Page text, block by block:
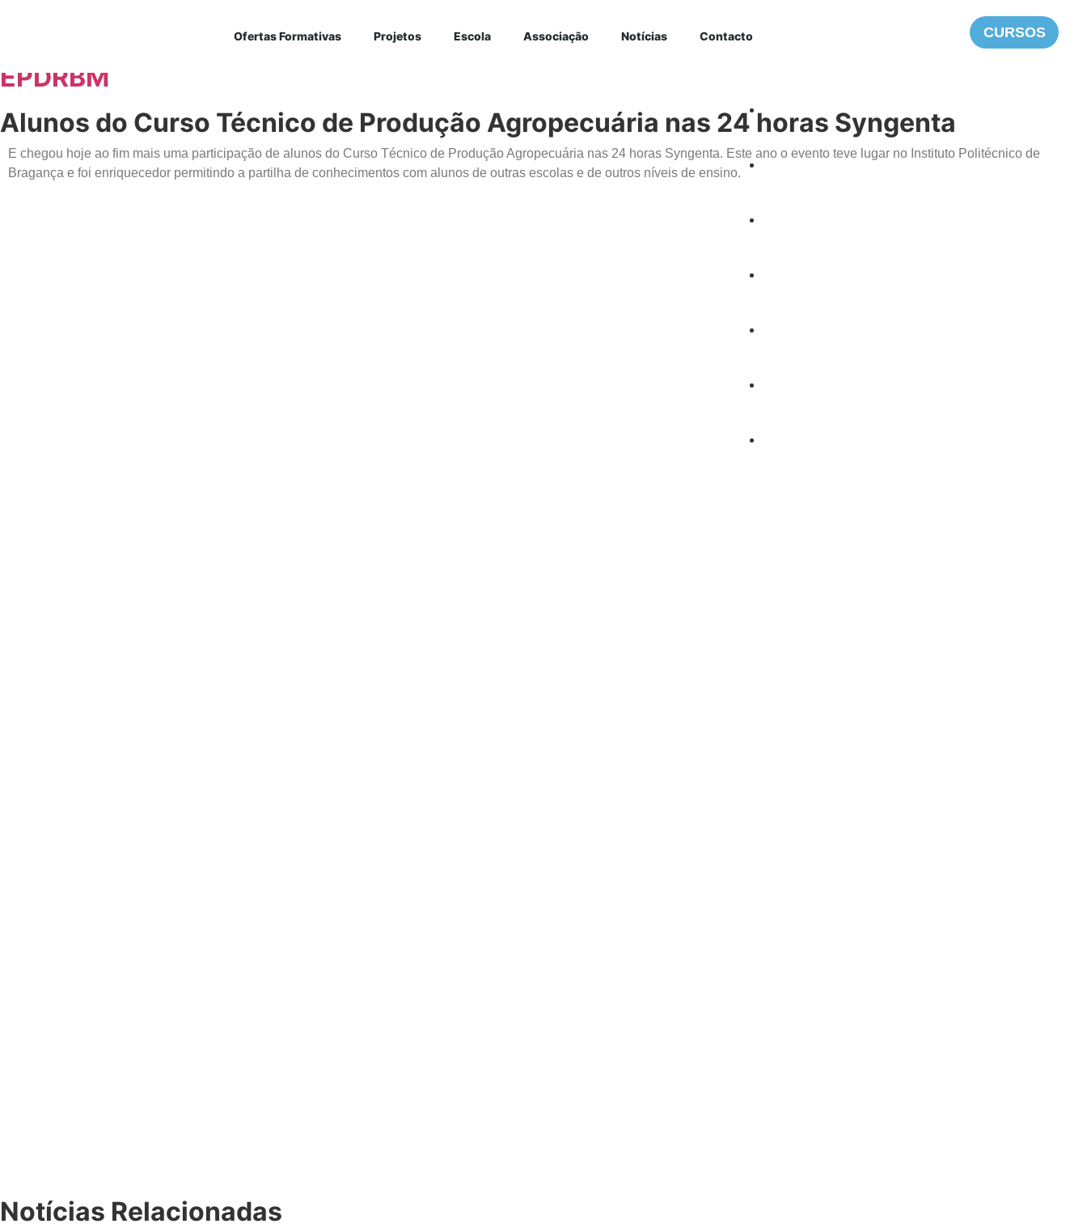
Ofertas Formativas Projetos Escola Associação Notícias Contacto
CURSOS
EPDRBM
Alunos do Curso Técnico de Produção Agropecuária nas 24 horas Syngenta
E chegou hoje ao fim mais uma participação de alunos do Curso Técnico de Produção Agropecuária nas 24 horas Syngenta. Este ano o evento teve lugar no Instituto Politécnico de
Bragança e foi enriquecedor permitindo a partilha de conhecimentos com alunos de outras escolas e de outros níveis de ensino.
Notícias Relacionadas